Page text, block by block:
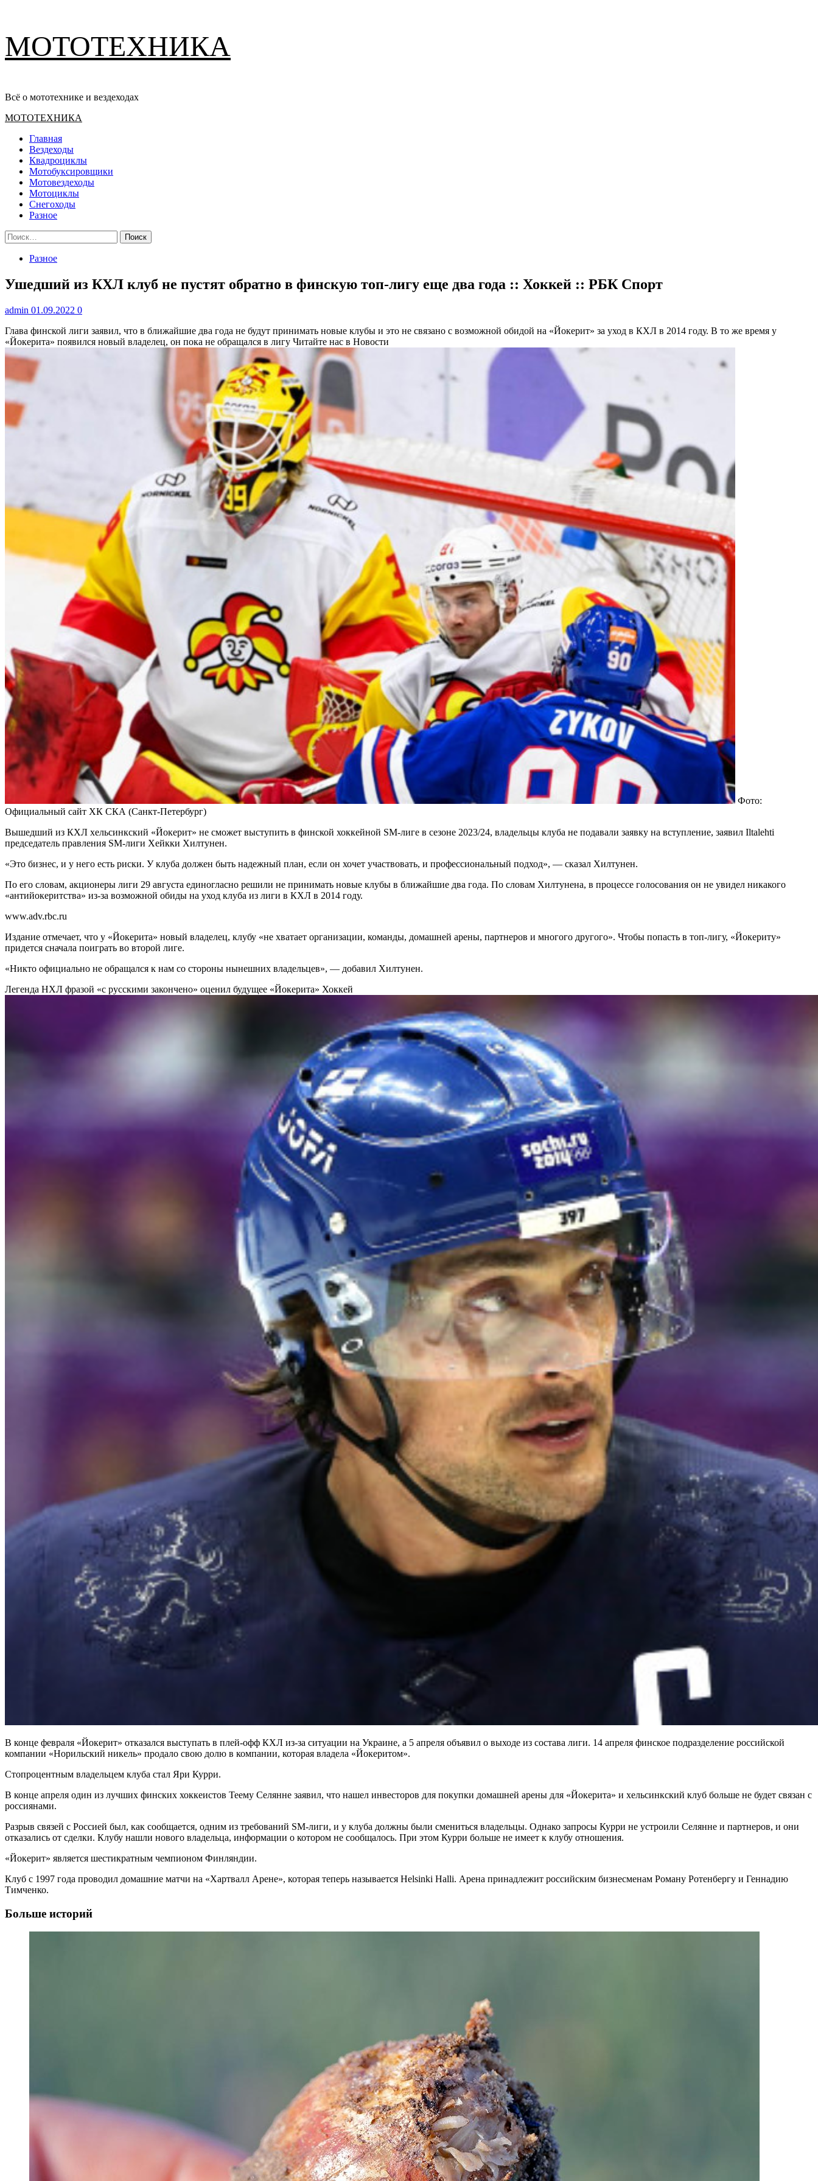
содержимому
МОТОТЕХНИКА
Всё о мототехнике и вездеходах
Основное
МОТОТЕХНИКА
Главная
Вездеходы
Квадроциклы
Мотобуксировщики
Мотовездеходы
Мотоциклы
Снегоходы
Разное
Найти:
Разное
Ушедший из КХЛ клуб не пустят обратно в финскую топ-лигу еще два года :: Хоккей :: РБК Спорт
admin 01.09.2022 0
Глава финской лиги заявил, что в ближайшие два года не будут принимать новые клубы и это не связано с возможной обидой на «Йокерит» за уход в КХЛ в 2014 году. В то же время у
«Йокерита» появился новый владелец, он пока не обращался в лигу Читайте нас в Новости
Фото:
Официальный сайт ХК СКА (Санкт-Петербург)
Вышедший из КХЛ хельсинкский «Йокерит» не сможет выступить в финской хоккейной SM-лиге в сезоне 2023/24, владельцы клуба не подавали заявку на вступление, заявил Iltalehti
председатель правления SM-лиги Хейкки Хилтунен.
«Это бизнес, и у него есть риски. У клуба должен быть надежный план, если он хочет участвовать, и профессиональный подход», — сказал Хилтунен.
По его словам, акционеры лиги 29 августа единогласно решили не принимать новые клубы в ближайшие два года. По словам Хилтунена, в процессе голосования он не увидел никакого
«антийокеритства» из-за возможной обиды на уход клуба из лиги в КХЛ в 2014 году.
www.adv.rbc.ru
Издание отмечает, что у «Йокерита» новый владелец, клубу «не хватает организации, команды, домашней арены, партнеров и многого другого». Чтобы попасть в топ-лигу, «Йокериту»
придется сначала поиграть во второй лиге.
«Никто официально не обращался к нам со стороны нынешних владельцев», — добавил Хилтунен.
Легенда НХЛ фразой «с русскими закончено» оценил будущее «Йокерита» Хоккей
В конце февраля «Йокерит» отказался выступать в плей-офф КХЛ из-за ситуации на Украине, а 5 апреля объявил о выходе из состава лиги. 14 апреля финское подразделение российской
компании «Норильский никель» продало свою долю в компании, которая владела «Йокеритом».
Стопроцентным владельцем клуба стал Яри Курри.
В конце апреля один из лучших финских хоккеистов Теему Селянне заявил, что нашел инвесторов для покупки домашней арены для «Йокерита» и хельсинкский клуб больше не будет связан с
россиянами.
Разрыв связей с Россией был, как сообщается, одним из требований SM-лиги, и у клуба должны были смениться владельцы. Однако запросы Курри не устроили Селянне и партнеров, и они
отказались от сделки. Клубу нашли нового владельца, информации о котором не сообщалось. При этом Курри больше не имеет к клубу отношения.
«Йокерит» является шестикратным чемпионом Финляндии.
Клуб с 1997 года проводил домашние матчи на «Хартвалл Арене», которая теперь называется Helsinki Halli. Арена принадлежит российским бизнесменам Роману Ротенбергу и Геннадию
Тимченко.
Больше историй